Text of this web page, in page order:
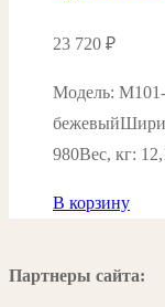
23 720 ₽
Модель: М101-
980Вес, кг:
В корзину
Партнеры сайта: